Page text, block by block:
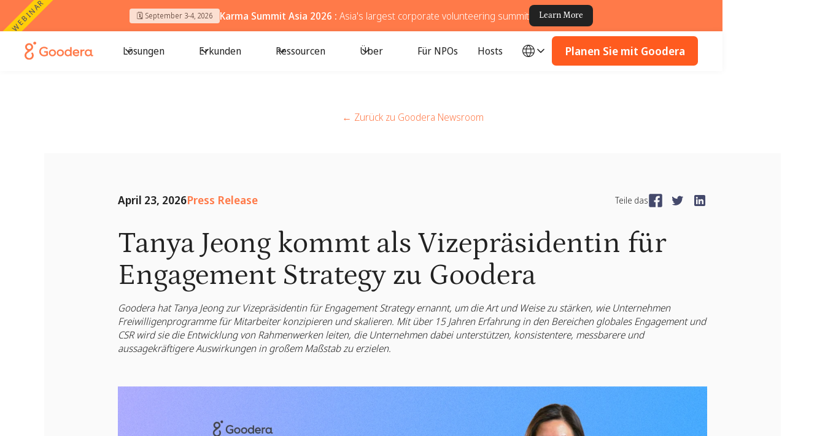
WEBINAR 🗓️ September 3-4, 2026 Karma Summit Asia 2026 : Asia's largest corporate volunteering summit Learn More
Lösungen Erkunden Ressourcen Über Für NPOs Hosts Planen Sie mit Goodera
← Zurück zu Goodera Newsroom
April 23, 2026Press Release Teile das
Tanya Jeong kommt als Vizepräsidentin für
Engagement Strategy zu Goodera
Goodera hat Tanya Jeong zur Vizepräsidentin für Engagement Strategy ernannt, um die Art und Weise zu stärken, wie Unternehmen
Freiwilligenprogramme für Mitarbeiter konzipieren und skalieren. Mit über 15 Jahren Erfahrung in den Bereichen globales Engagement und
CSR wird sie die Entwicklung von Rahmenwerken leiten, die Unternehmen dabei unterstützen, konsistentere, messbarere und
aussagekräftigere Auswirkungen in großem Maßstab zu erzielen.